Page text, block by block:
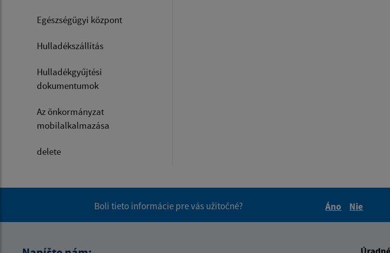
Egészségügyi központ
Hulladékszállítás
Hulladékgyűjtési
dokumentumok
Az önkormányzat
mobilalkalmazása
delete
Boli tieto informácie pre vás užitočné?
Áno
Nie